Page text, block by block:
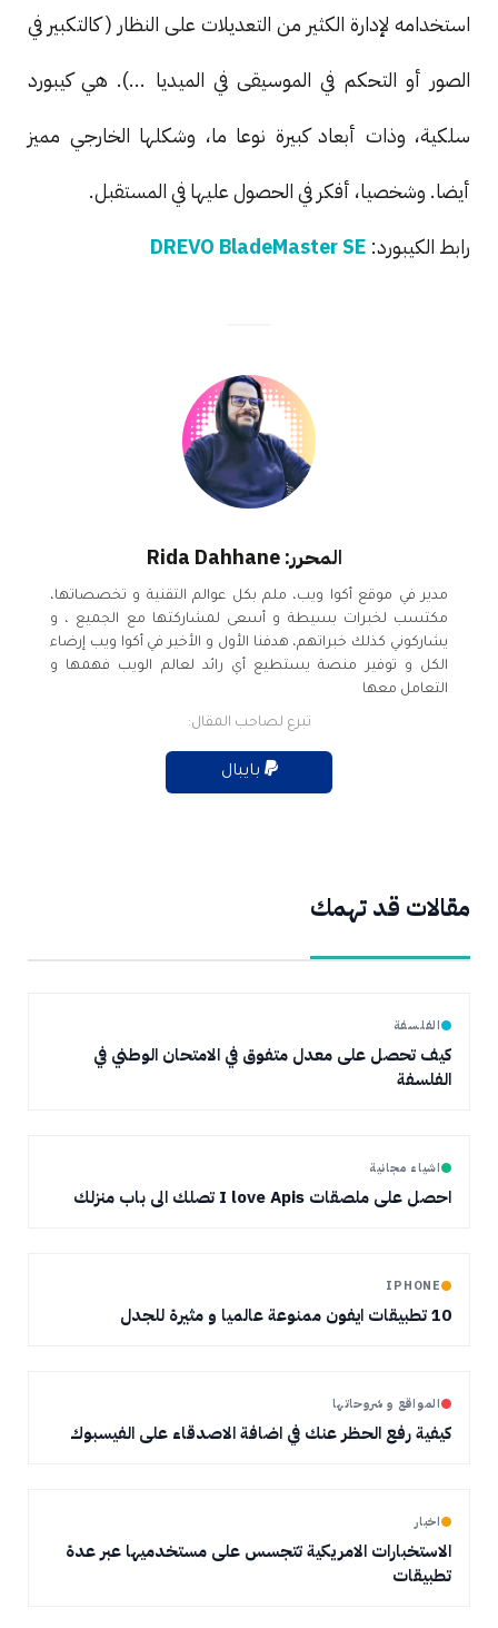
استخدامه لإدارة الكثير من التعديلات على النظار ( كالتكبير في
الصور أو التحكم في الموسيقى في الميديا ...). هي كيبورد
سلكية، وذات أبعاد كبيرة نوعا ما، وشكلها الخارجي مميز
أيضا. وشخصيا، أفكر في الحصول عليها في المستقبل.
رابط الكيبورد: DREVO BladeMaster SE
المحرر: Rida Dahhane
مدير في موقع أكوا ويب، ملم بكل عوالم التقنية و تخصصاتها،
مكتسب لخبرات بسيطة و أسعى لمشاركتها مع الجميع ، و
يشاركوني كذلك خبراتهم، هدفنا الأول و الأخير في أكوا ويب إرضاء
الكل و توفير منصة يستطيع أي رائد لعالم الويب فهمها و
التعامل معها
تبرع لصاحب المقال:
مقالات قد تهمك
الفلسفة
كيف تحصل على معدل متفوق في الامتحان الوطني في
الفلسفة
اشياء مجانية
احصل على ملصقات I love Apis تصلك الى باب منزلك
IPHONE
10 تطبيقات ايفون ممنوعة عالميا و مثيرة للجدل
المواقع و شروحاتها
كيفية رفع الحظر عنك في اضافة الاصدقاء على الفيسبوك
اخبار
الاستخبارات الامريكية تتجسس على مستخدميها عبر عدة
تطبيقات